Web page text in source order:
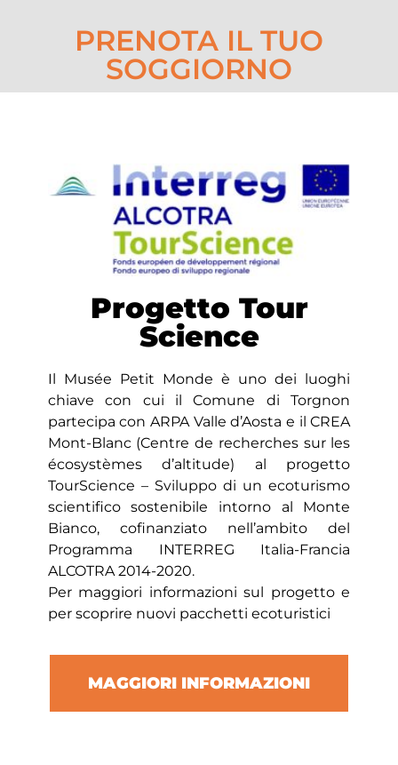
PRENOTA IL TUO
SOGGIORNO
Progetto Tour
Science
Il Musée Petit Monde è uno dei luoghi
chiave con cui il Comune di Torgnon
partecipa con ARPA Valle d’Aosta e il CREA
Mont-Blanc (Centre de recherches sur les
écosystèmes d’altitude) al progetto
TourScience – Sviluppo di un ecoturismo
scientifico sostenibile intorno al Monte
Bianco, cofinanziato nell’ambito del
Programma INTERREG Italia-Francia
ALCOTRA 2014-2020.
Per maggiori informazioni sul progetto e
per scoprire nuovi pacchetti ecoturistici
MAGGIORI INFORMAZIONI